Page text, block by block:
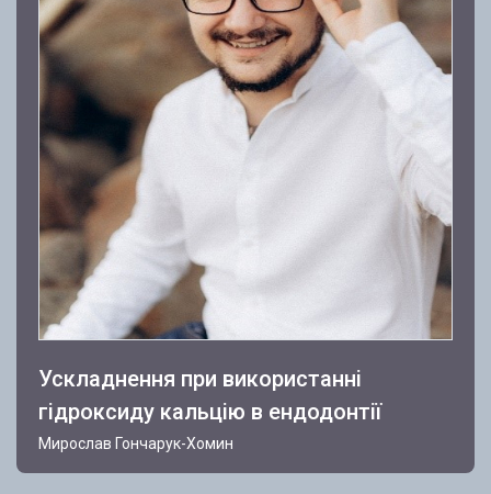
Ускладнення при використанні
гідроксиду кальцію в ендодонтії
Мирослав Гончарук-Хомин